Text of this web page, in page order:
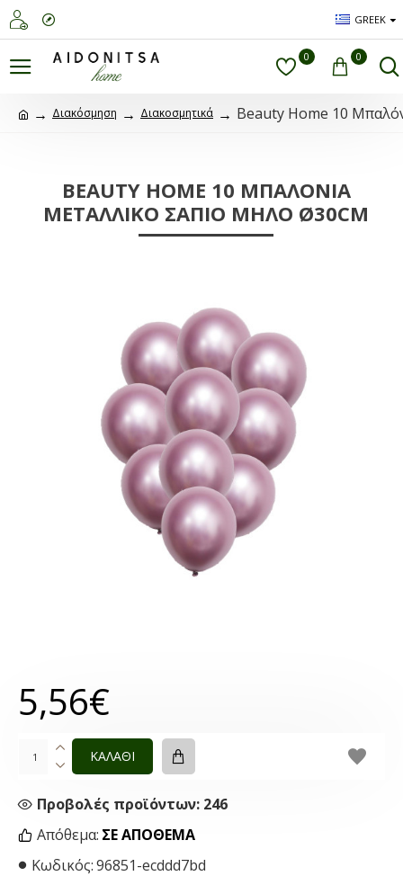
GREEK
0 0
Διακόσμηση Διακοσμητικά Beauty Home 10
BEAUTY HOME 10 ΜΠΑΛΌΝΙΑ
ΜΕΤΑΛΛΙΚΌ ΣΆΠΙΟ ΜΉΛΟ Ø30CM
Απόθεμα: ΣΕ ΑΠΌΘΕΜΑ
Κωδικός:96851-ecddd7bd
Προβολές προϊόντων: 246
5,56€
ΚΑΛΑΘΙ